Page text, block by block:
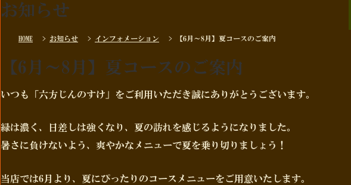
お知らせ
HOME > お知らせ > インフォメーション > 【6月～8月】夏コースのご案内
【6月～8月】夏コースのご案内
いつも「六方じんのすけ」をご利用いただき誠にありがとうございます。
緑は濃く、日差しは強くなり、夏の訪れを感じるようになりました。
暑さに負けないよう、爽やかなメニューで夏を乗り切りましょう！
当店では6月より、夏にぴったりのコースメニューをご用意いたします。